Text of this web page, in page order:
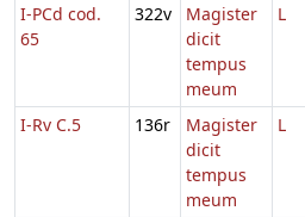
I-PCd cod.
65
322v
Magister
dicit
tempus
meum
L
I-Rv C.5 136r
Magister
dicit
tempus
meum
L